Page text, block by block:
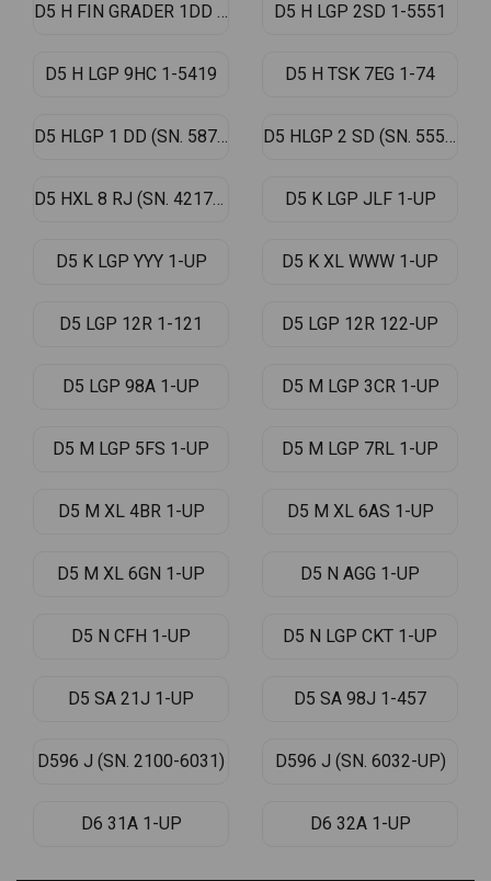
D5 H FIN GRADER 1DD 1-UP D5 H LGP 2SD 1-5551
D5 H LGP 9HC 1-5419 D5 H TSK 7EG 1-74
D5 HLGP 1 DD (SN. 5879-UP) D5 HLGP 2 SD (SN. 5552-UP)
D5 HXL 8 RJ (SN. 4217-UP) D5 K LGP JLF 1-UP
D5 K LGP YYY 1-UP D5 K XL WWW 1-UP
D5 LGP 12R 1-121 D5 LGP 12R 122-UP
D5 LGP 98A 1-UP D5 M LGP 3CR 1-UP
D5 M LGP 5FS 1-UP D5 M LGP 7RL 1-UP
D5 M XL 4BR 1-UP D5 M XL 6AS 1-UP
D5 M XL 6GN 1-UP D5 N AGG 1-UP
D5 N CFH 1-UP D5 N LGP CKT 1-UP
D5 SA 21J 1-UP D5 SA 98J 1-457
D596 J (SN. 2100-6031) D596 J (SN. 6032-UP)
D6 31A 1-UP D6 32A 1-UP